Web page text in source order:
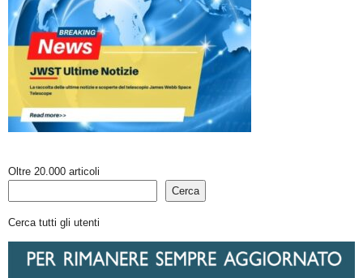
Oltre 20.000 articoli
Cerca
Cerca tutti gli utenti